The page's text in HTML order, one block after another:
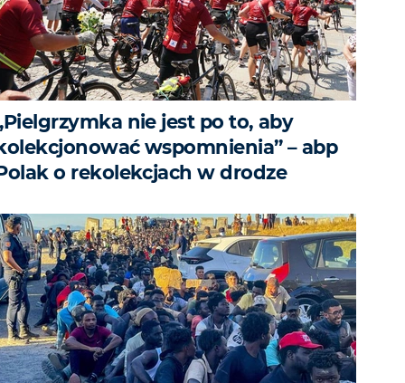
nie jest po to, aby
wspomnienia” – abp
o rekolekcjach w drodze